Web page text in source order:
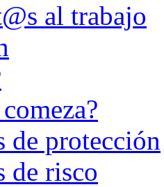
al trabajo
de protección
de risco